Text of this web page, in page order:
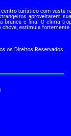
centro turístico com vasta
aproveitarem
branca e fina. O clima
chove, estimula
os Direitos Reservados.